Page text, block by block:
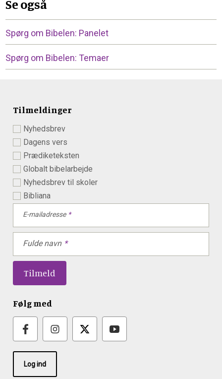
Se også
Spørg om Bibelen: Panelet
Spørg om Bibelen: Temaer
Tilmeldinger
Nyhedsbrev
Dagens vers
Prædiketeksten
Globalt bibelarbejde
Nyhedsbrev til skoler
Bibliana
E-mailadresse
Fulde navn
Følg med
Log ind